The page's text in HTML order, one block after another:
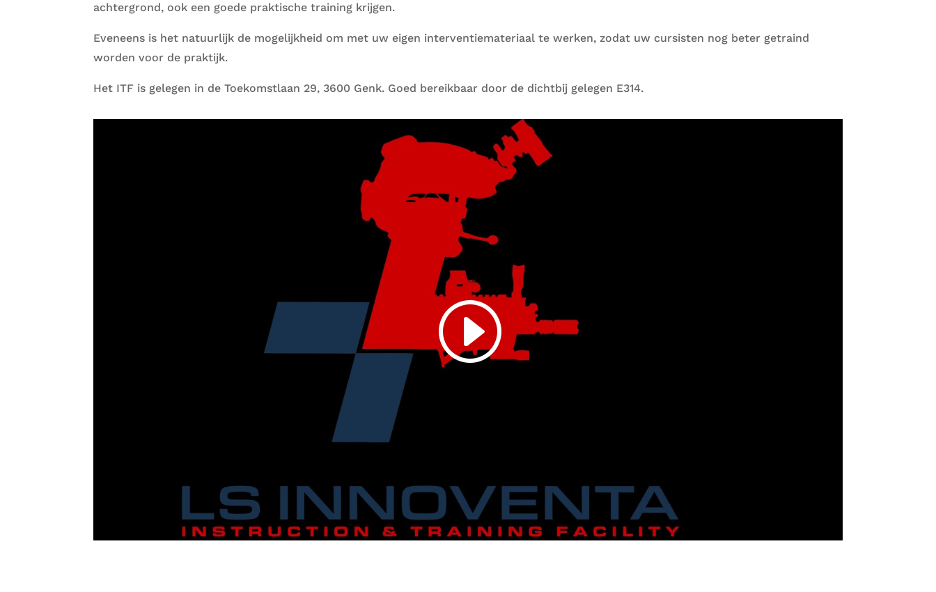
achtergrond, ook een goede praktische training krijgen.
Eveneens is het natuurlijk de mogelijkheid om met uw eigen interventiemateriaal te werken, zodat uw cursisten nog beter getraind
worden voor de praktijk.
Het ITF is gelegen in de Toekomstlaan 29, 3600 Genk. Goed bereikbaar door de dichtbij gelegen E314.